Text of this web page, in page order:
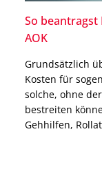
So
AOK
Grundsätzlich
Kosten für
solche, ohne
bestreiten
Gehhilfen,